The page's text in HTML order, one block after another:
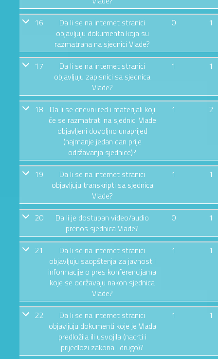
16
Da li se na internet stranici
objavljuju dokumenta koja su
razmatrana na sjednici Vlade?
0 1
17
Da li se na internet stranici
objavljuju zapisnici sa sjednica
Vlade?
1 1
18
Da li se dnevni red i materijali koji
će se razmatrati na sjednici Vlade
objavljeni dovoljno unaprijed
(najmanje jedan dan prije
održavanja sjednice)?
1 2
19
Da li se na internet stranici
objavljuju transkripti sa sjednica
Vlade?
1 1
20
Da li je dostupan video/audio
prenos sjednica Vlade?
0 1
21
Da li se na internet stranici
objavljuju saopštenja za javnost i
informacije o pres konferencijama
koje se održavaju nakon sjednica
Vlade?
1 1
22
Da li se na internet stranici
objavljuju dokumenti koje je Vlada
predložila ili usvojila (nacrti i
prijedlozi zakona i drugo)?
1 1